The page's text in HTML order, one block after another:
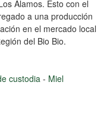
Álamos. Esto con el
a una producción
en el mercado local
del Bio Bio.
custodia - Miel